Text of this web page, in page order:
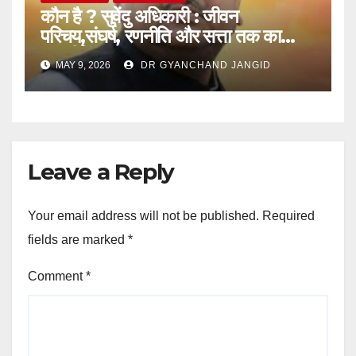
कौन है ? सुवेंदु अधिकारी : जीवन
परिचय,संघर्ष, रणनीति और सत्ता तक का
राजनीतिक सफर
MAY 9, 2026 DR GYANCHAND JANGID
Leave a Reply
Your email address will not be published. Required
fields are marked *
Comment*